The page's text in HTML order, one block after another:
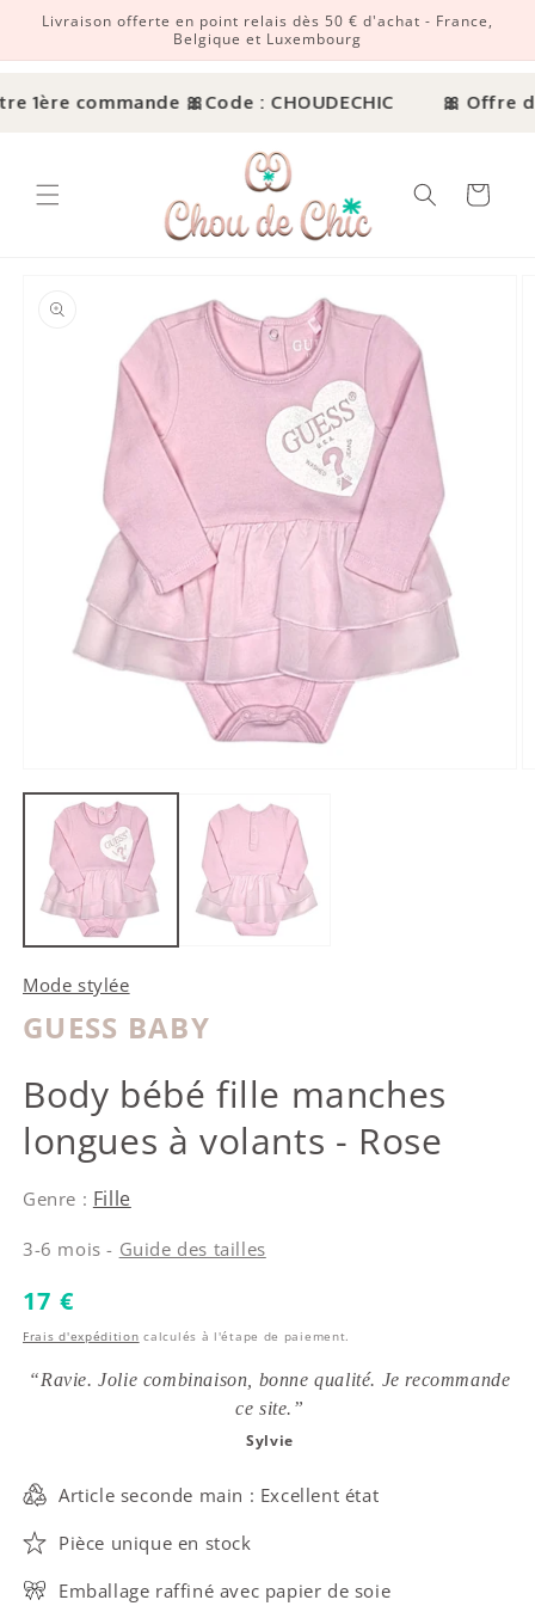
et passer au contenu
Livraison offerte en point relais dès 50 € d'achat - France,
Belgique et Luxembourg
commande 🎀 Code : CHOUDECHIC 🎀 Offre
Panier
informations produits
Mode stylée
GUESS BABY
Guess
Body bébé fille manches
longues à volants - Rose
Genre : Fille
3-6 mois - Guide des tailles
Prix habituel
17 €
Frais d'expédition calculés à l'étape de paiement.
“Ravie. Jolie combinaison, bonne qualité. Je recommande
ce site.”
Sylvie
Article seconde main : Excellent état
Pièce unique en stock
Emballage raffiné avec papier de soie